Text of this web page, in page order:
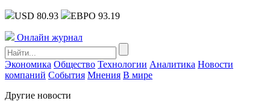
USD 80.93 ЕВРО 93.19
Онлайн журнал
Экономика Общество Технологии Аналитика Новости
компаний События Мнения В мире
Другие новости